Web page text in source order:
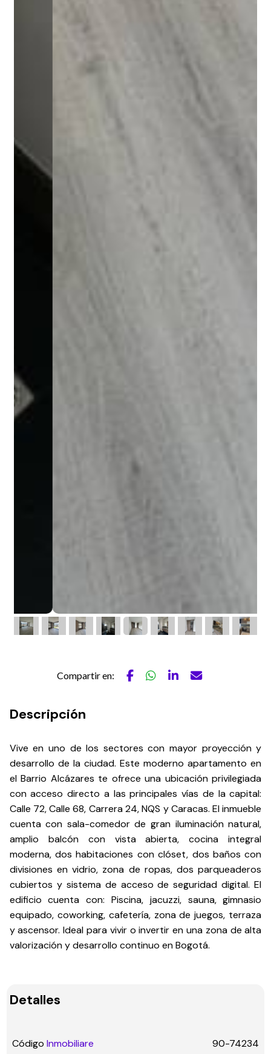
Compartir en:
Descripción
Vive en uno de los sectores con mayor proyección y
desarrollo de la ciudad. Este moderno apartamento en
el Barrio Alcázares te ofrece una ubicación privilegiada
con acceso directo a las principales vías de la capital:
Calle 72, Calle 68, Carrera 24, NQS y Caracas. El inmueble
cuenta con sala-comedor de gran iluminación natural,
amplio balcón con vista abierta, cocina integral
moderna, dos habitaciones con clóset, dos baños con
divisiones en vidrio, zona de ropas, dos parqueaderos
cubiertos y sistema de acceso de seguridad digital. El
edificio cuenta con: Piscina, jacuzzi, sauna, gimnasio
equipado, coworking, cafetería, zona de juegos, terraza
y ascensor. Ideal para vivir o invertir en una zona de alta
valorización y desarrollo continuo en Bogotá.
Detalles
Código Inmobiliare 90-74234